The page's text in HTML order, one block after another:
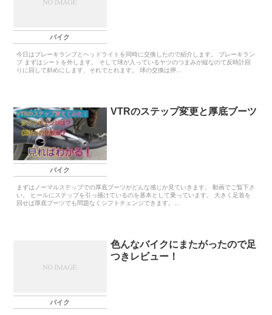
バイク
今日はブレーキランプとヘッドライトを同時に交換したので紹介します。 ブレーキラン
プ まずはシートを外します。 そして球が入っているヤツのつまみが縦なのて反時計回
りに回して斜めにします、それでとれます。 球の交換は押...
バイク
VTRのステップ変更と厚底ブーツ
まずはノーマルステップでの厚底ブーツがどんな感じか見ていきます。 動画でご覧下さ
い。 ヒールにステップを引っ掻けているのを基本として乗っています。 大きく足首を
回せば厚底ブーツでも問題なくシフトチェンジできます。...
バイク
色んなバイクにまたがったので足
つきレビュー！